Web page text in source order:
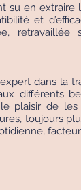
su en extraire
et
dans la
différents
plaisir de
toujours